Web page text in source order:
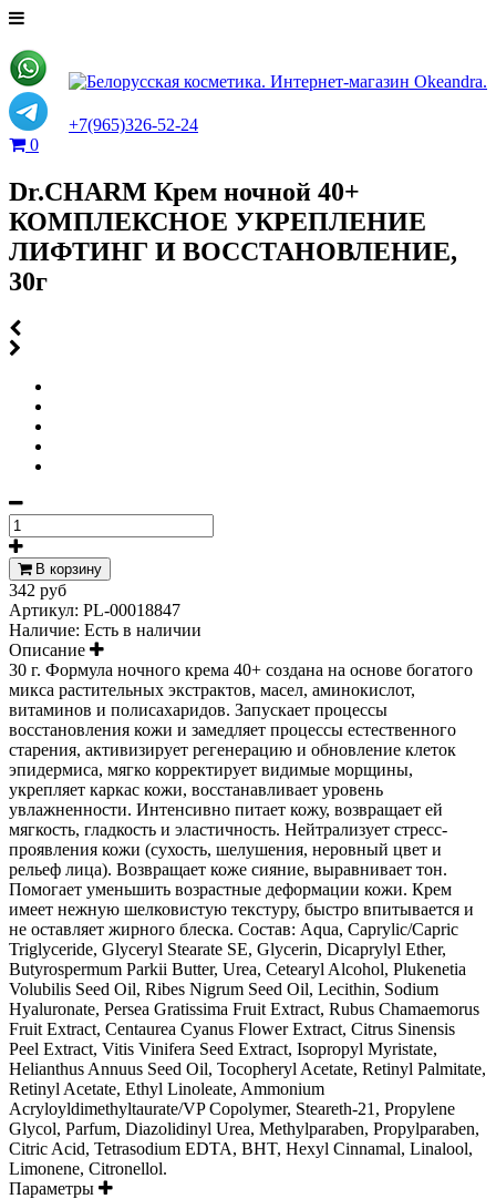
+7(965)326-52-24
0
Dr.CHARM Крем ночной 40+
КОМПЛЕКСНОЕ УКРЕПЛЕНИЕ
ЛИФТИНГ И ВОССТАНОВЛЕНИЕ,
30г
В корзину
342 руб
Артикул: PL-00018847
Наличие: Есть в наличии
Описание
30 г. Формула ночного крема 40+ создана на основе богатого
микса растительных экстрактов, масел, аминокислот,
витаминов и полисахаридов. Запускает процессы
восстановления кожи и замедляет процессы естественного
старения, активизирует регенерацию и обновление клеток
эпидермиса, мягко корректирует видимые морщины,
укрепляет каркас кожи, восстанавливает уровень
увлажненности. Интенсивно питает кожу, возвращает ей
мягкость, гладкость и эластичность. Нейтрализует стресс-
проявления кожи (сухость, шелушения, неровный цвет и
рельеф лица). Возвращает коже сияние, выравнивает тон.
Помогает уменьшить возрастные деформации кожи. Крем
имеет нежную шелковистую текстуру, быстро впитывается и
не оставляет жирного блеска. Состав: Aqua, Caprylic/Capric
Triglyceride, Glyceryl Stearate SE, Glycerin, Dicaprylyl Ether,
Butyrospermum Parkii Butter, Urea, Cetearyl Alcohol, Plukenetia
Volubilis Seed Oil, Ribes Nigrum Seed Oil, Lecithin, Sodium
Hyaluronate, Persea Gratissima Fruit Extract, Rubus Chamaemorus
Fruit Extract, Centaurea Cyanus Flower Extract, Citrus Sinensis
Peel Extract, Vitis Vinifera Seed Extract, Isopropyl Myristate,
Helianthus Annuus Seed Oil, Tocopheryl Acetate, Retinyl Palmitate,
Retinyl Acetate, Ethyl Linoleate, Ammonium
Acryloyldimethyltaurate/VP Copolymer, Steareth-21, Propylene
Glycol, Parfum, Diazolidinyl Urea, Methylparaben, Propylparaben,
Citric Acid, Tetrasodium EDTA, BHT, Hexyl Cinnamal, Linalool,
Limonene, Citronellol.
Параметры